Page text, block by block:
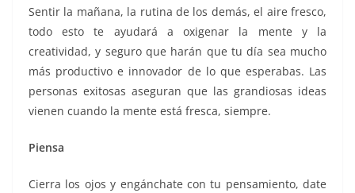
Sentir la mañana, la rutina de los demás, el aire fresco,
todo esto te ayudará a oxigenar la mente y la
creatividad, y seguro que harán que tu día sea mucho
más productivo e innovador de lo que esperabas. Las
personas exitosas aseguran que las grandiosas ideas
vienen cuando la mente está fresca, siempre.
Piensa
Cierra los ojos y engánchate con tu pensamiento, date